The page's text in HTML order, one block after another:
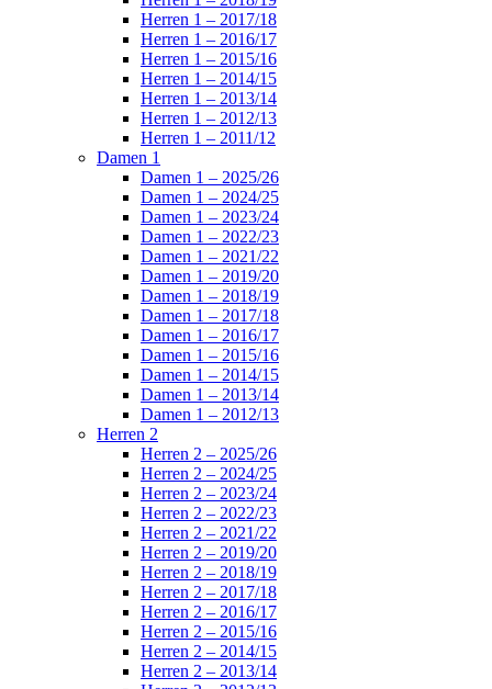
Herren 1 – 2017/18
Herren 1 – 2016/17
Herren 1 – 2015/16
Herren 1 – 2014/15
Herren 1 – 2013/14
Herren 1 – 2012/13
Herren 1 – 2011/12
Damen 1
Damen 1 – 2025/26
Damen 1 – 2024/25
Damen 1 – 2023/24
Damen 1 – 2022/23
Damen 1 – 2021/22
Damen 1 – 2019/20
Damen 1 – 2018/19
Damen 1 – 2017/18
Damen 1 – 2016/17
Damen 1 – 2015/16
Damen 1 – 2014/15
Damen 1 – 2013/14
Damen 1 – 2012/13
Herren 2
Herren 2 – 2025/26
Herren 2 – 2024/25
Herren 2 – 2023/24
Herren 2 – 2022/23
Herren 2 – 2021/22
Herren 2 – 2019/20
Herren 2 – 2018/19
Herren 2 – 2017/18
Herren 2 – 2016/17
Herren 2 – 2015/16
Herren 2 – 2014/15
Herren 2 – 2013/14